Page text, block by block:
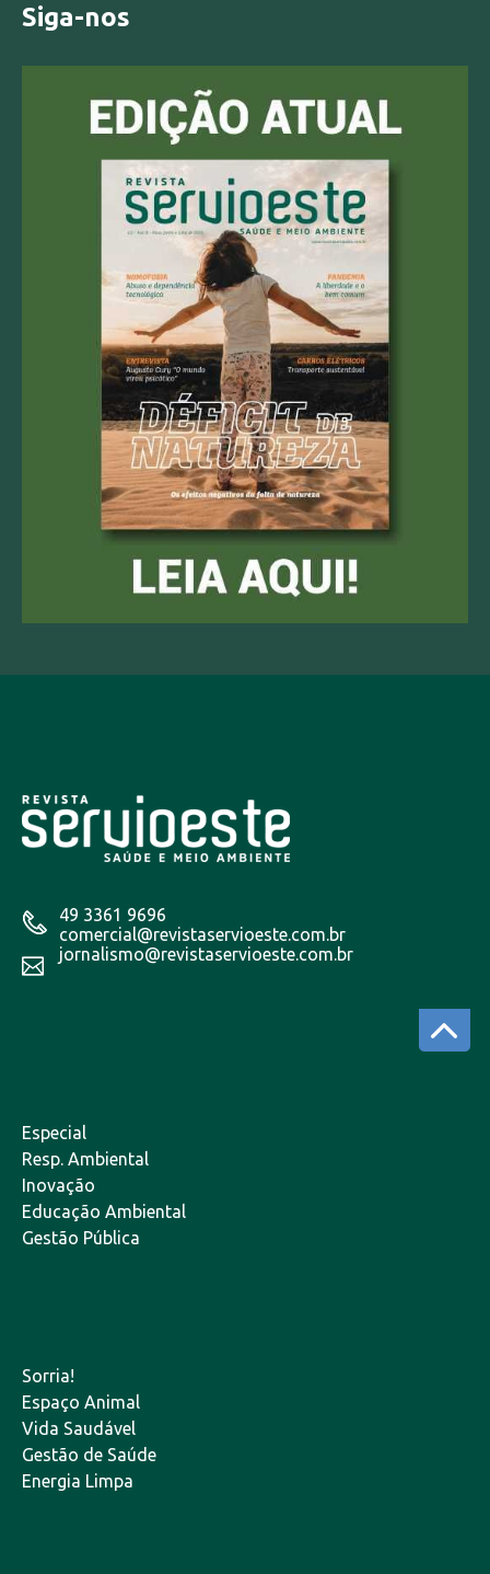
Siga-nos
49 3361 9696
comercial@revistaservioeste.com.br
jornalismo@revistaservioeste.com.br
Especial
Resp. Ambiental
Inovação
Educação Ambiental
Gestão Pública
Sorria!
Espaço Animal
Vida Saudável
Gestão de Saúde
Energia Limpa